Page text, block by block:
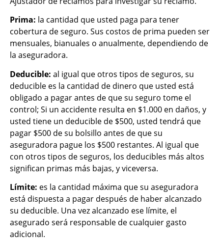
Prima: la cantidad que usted paga para tener
cobertura de seguro. Sus costos de prima pueden ser
mensuales, bianuales o anualmente, dependiendo de
la aseguradora.
Deducible: al igual que otros tipos de seguros, su
deducible es la cantidad de dinero que usted está
obligado a pagar antes de que su seguro tome el
control; Si un accidente resulta en $1.000 en daños, y
usted tiene un deducible de $500, usted tendrá que
pagar $500 de su bolsillo antes de que su
aseguradora pague los $500 restantes. Al igual que
con otros tipos de seguros, los deducibles más altos
significan primas más bajas, y viceversa.
Límite: es la cantidad máxima que su aseguradora
está dispuesta a pagar después de haber alcanzado
su deducible. Una vez alcanzado ese límite, el
asegurado será responsable de cualquier gasto
adicional.